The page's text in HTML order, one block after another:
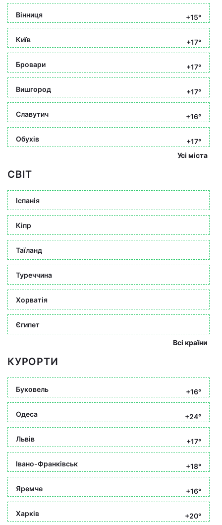
Вінниця +15°
Київ +17°
Бровари +17°
Вишгород +17°
Славутич +16°
Обухів
+17°
Усі міста
СВІТ
Іспанія
Кіпр
Таїланд
Туреччина
Хорватія
Єгипет
Всі країни
КУРОРТИ
Буковель +16°
Одеса +24°
Львів +17°
Івано-Франківськ +18°
Яремче +16°
Харків
+20°